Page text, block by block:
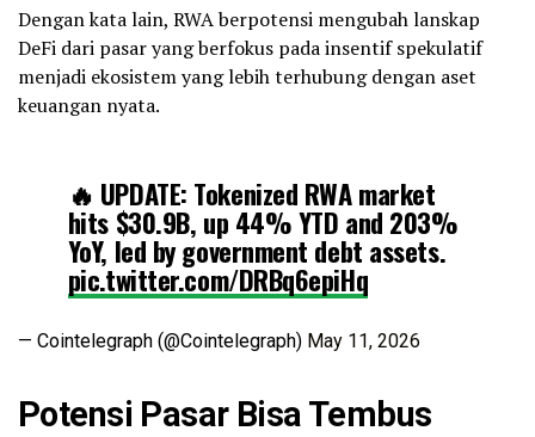
Dengan kata lain, RWA berpotensi mengubah lanskap
DeFi dari pasar yang berfokus pada insentif spekulatif
menjadi ekosistem yang lebih terhubung dengan aset
keuangan nyata.
🔥 UPDATE: Tokenized RWA market
hits $30.9B, up 44% YTD and 203%
YoY, led by government debt assets.
pic.twitter.com/DRBq6epiHq
— Cointelegraph (@Cointelegraph) May 11, 2026
Potensi Pasar Bisa Tembus